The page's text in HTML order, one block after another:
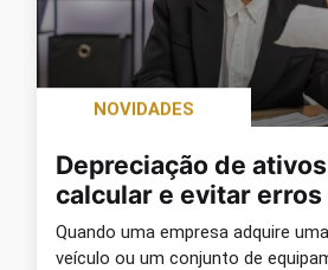
NOVIDADES
Depreciação de
calcular e evitar
Quando uma empresa adquire
veículo ou um conjunto de